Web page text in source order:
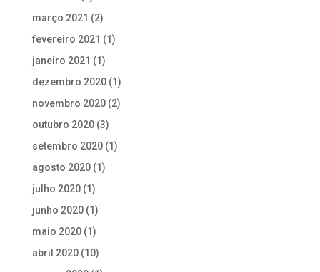
março 2021 (2)
fevereiro 2021 (1)
janeiro 2021 (1)
dezembro 2020(1)
novembro 2020(2)
outubro 2020(3)
setembro 2020(1)
agosto 2020(1)
julho 2020(1)
junho 2020(1)
maio 2020(1)
abril 2020(10)